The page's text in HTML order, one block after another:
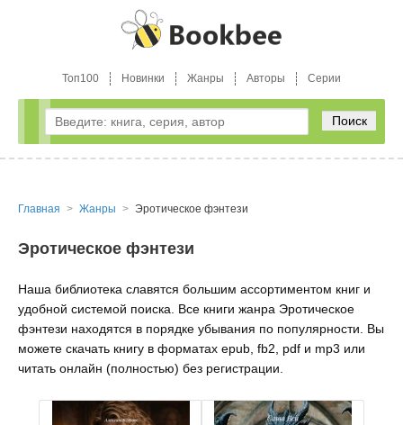
Топ100 Новинки Жанры Авторы Серии
Поиск
Главная Жанры Эротическое фэнтези
Эротическое фэнтези
Наша библиотека славятся большим ассортиментом книг и
удобной системой поиска. Все книги жанра Эротическое
фэнтези находятся в порядке убывания по популярности. Вы
можете скачать книгу в форматах epub, fb2, pdf и mp3 или
читать онлайн (полностью) без регистрации.